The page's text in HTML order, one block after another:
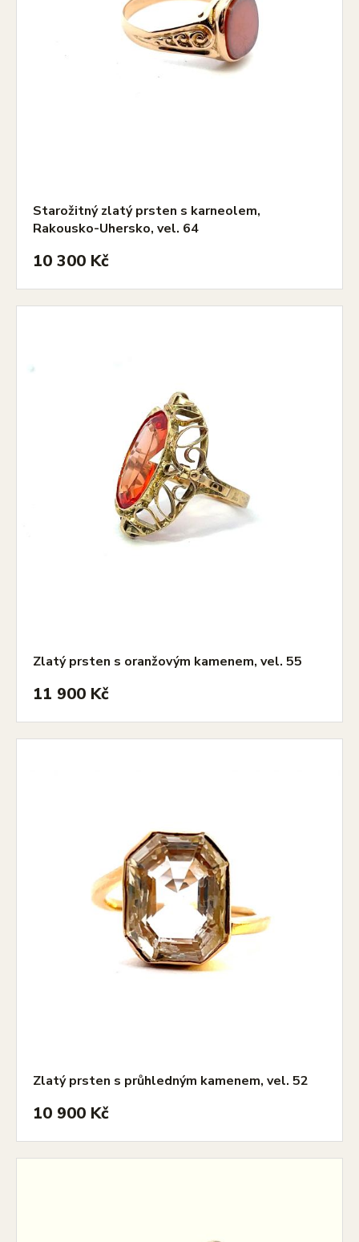
Starožitný zlatý prsten s karneolem,
Rakousko-Uhersko, vel. 64
10 300 Kč
Zlatý prsten s oranžovým kamenem, vel. 55
11 900 Kč
Zlatý prsten s průhledným kamenem, vel. 52
10 900 Kč